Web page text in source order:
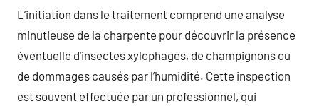
L’initiation dans le traitement comprend une analyse
minutieuse de la charpente pour découvrir la présence
éventuelle d’insectes xylophages, de champignons ou
de dommages causés par l’humidité. Cette inspection
est souvent effectuée par un professionnel, qui